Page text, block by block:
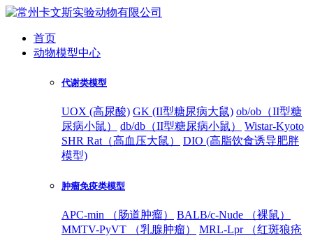
首页
动物模型中心
代谢类模型
UOX (高尿酸) GK (II型糖尿病大鼠) ob/ob（II型糖
尿病小鼠）
db/db（II型糖尿病小鼠）
Wistar-Kyoto
SHR Rat（高血压大鼠）
DIO (高脂饮食诱导肥胖
模型)
肿瘤免疫类模型
APC-min （肠道肿瘤）
BALB/c-Nude （裸鼠）
MMTV-PyVT （乳腺肿瘤）
MRL-Lpr （红斑狼疮